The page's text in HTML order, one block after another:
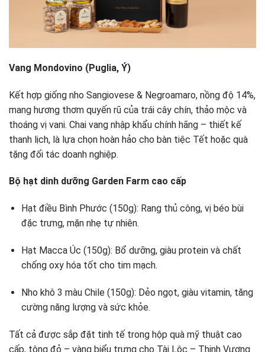
Vang Mondovino (Puglia, Ý)
Kết hợp giống nho Sangiovese & Negroamaro, nồng độ 14%,
mang hương thơm quyến rũ của trái cây chín, thảo mộc và
thoáng vị vani. Chai vang nhập khẩu chính hãng – thiết kế
thanh lịch, là lựa chọn hoàn hảo cho bàn tiệc Tết hoặc quà
tặng đối tác doanh nghiệp.
Bộ hạt dinh dưỡng Garden Farm cao cấp
Hạt điều Bình Phước (150g): Rang thủ công, vị béo bùi
đặc trưng, mặn nhẹ tự nhiên.
Hạt Macca Úc (150g): Bổ dưỡng, giàu protein và chất
chống oxy hóa tốt cho tim mạch.
Nho khô 3 màu Chile (150g): Dẻo ngọt, giàu vitamin, tăng
cường năng lượng và sức khỏe.
Tất cả được sắp đặt tinh tế trong hộp quà mỹ thuật cao
cấp, tông đỏ – vàng biểu trưng cho Tài Lộc – Thịnh Vượng